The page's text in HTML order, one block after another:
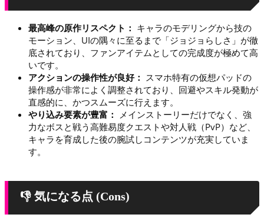
最高峰の原作リスペクト： キャラのモデリングから技の
モーション、UIの隅々に至るまで「ジョジョらしさ」が徹
底されており、ファンアイテムとしての完成度が極めて高
いです。
アクションの操作性が良好： スマホ特有の仮想パッドの
操作感が非常によく調整されており、回避やスキル発動が
直感的に、かつスムーズに行えます。
やり込み要素が豊富： メインストーリーだけでなく、強
力なボスと戦う高難易度クエストや対人戦（PvP）など、
キャラを育成した後の腕試しコンテンツが充実していま
す。
👎 気になる点 (Cons)